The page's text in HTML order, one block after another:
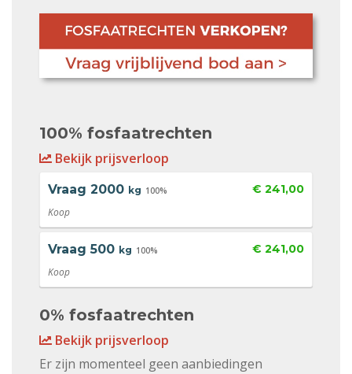
100% fosfaatrechten
Bekijk prijsverloop
Vraag 2000 kg 100% € 241,00
Koop
Vraag 500 kg 100% € 241,00
Koop
0% fosfaatrechten
Bekijk prijsverloop
Er zijn momenteel geen aanbiedingen